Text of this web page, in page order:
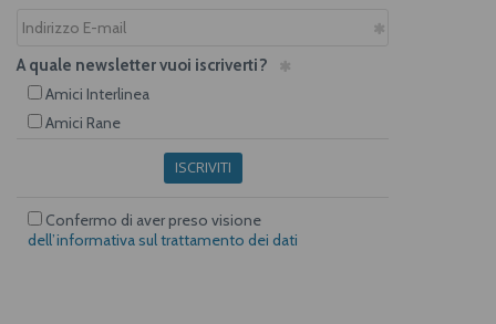
A quale newsletter vuoi iscriverti?
Amici Interlinea
Amici Rane
ISCRIVITI
Confermo di aver preso visione
dell’informativa sul trattamento dei dati